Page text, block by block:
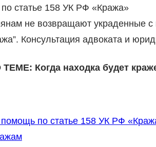
статье 158 УК РФ «Кража»
не возвращают украденные с
Консультация адвоката и
Когда находка будет
по статье 158 УК РФ